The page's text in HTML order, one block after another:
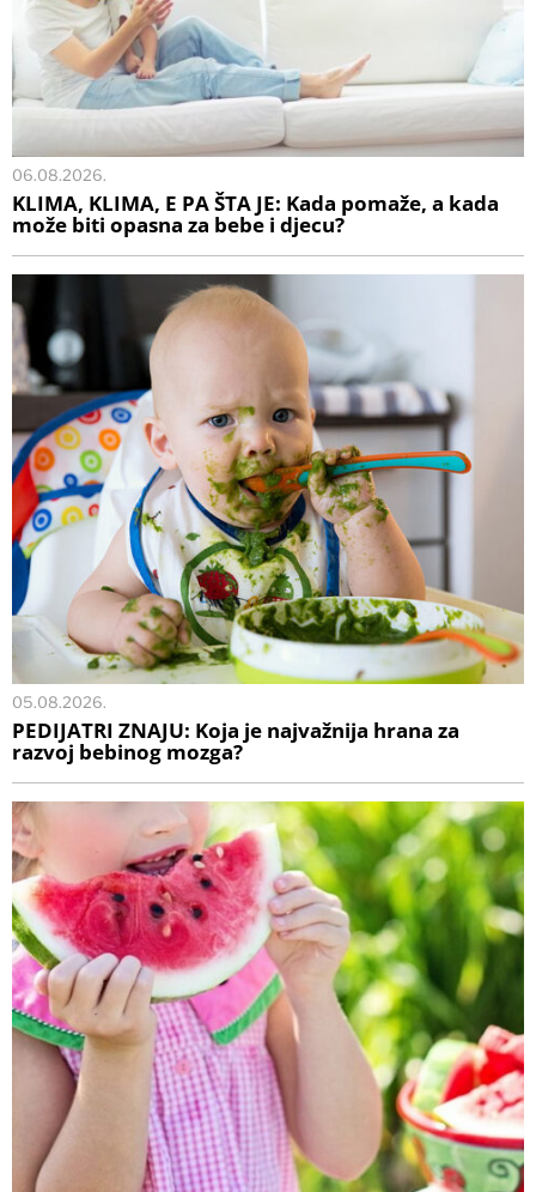
06.08.2026.
KLIMA, KLIMA, E PA ŠTA JE: Kada pomaže, a kada
može biti opasna za bebe i djecu?
05.08.2026.
PEDIJATRI ZNAJU: Koja je najvažnija hrana za
razvoj bebinog mozga?